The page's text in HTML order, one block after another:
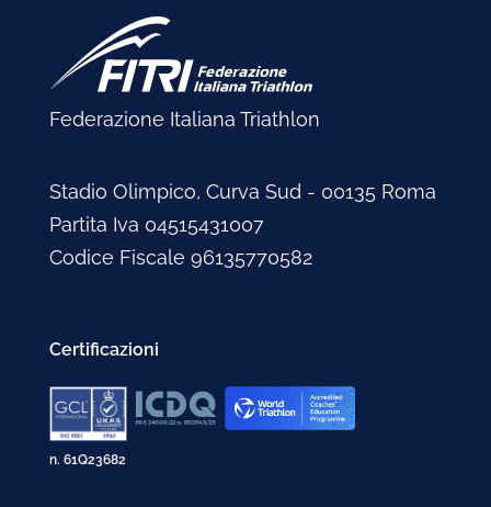
Federazione Italiana Triathlon
Stadio Olimpico, Curva Sud - 00135 Roma
Partita Iva 04515431007
Codice Fiscale 96135770582
Certificazioni
n. 61Q23682